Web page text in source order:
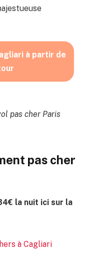
à partir de
pas cher Paris
pas cher
la nuit ici sur la